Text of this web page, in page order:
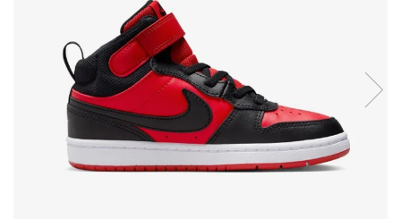
Pantofi sport femei
Slapi femei
Sandale & Slapi copii